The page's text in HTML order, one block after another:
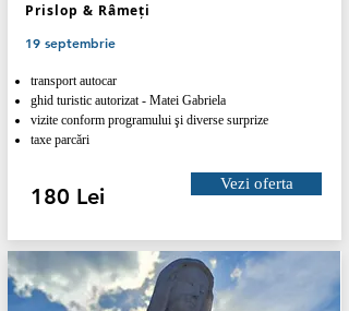
Prislop & Râmeți
19 septembrie
transport autocar
ghid turistic autorizat - Matei Gabriela
vizite conform programului şi diverse surprize
taxe parcări
180 Lei Vezi oferta